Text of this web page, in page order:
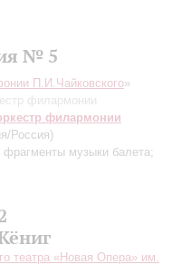
№ 5
П.И.Чайковского»
филармонии
филармонии
Россия)
музыки балета;
театра «Новая Опера» им.